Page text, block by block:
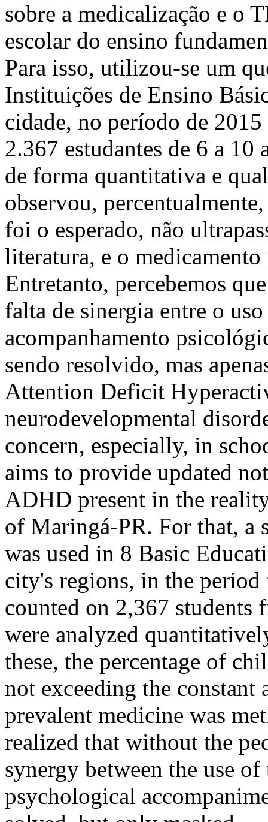
sobre a medicalização e o
escolar do ensino
Para isso, utilizou-se um
Instituições de Ensino
cidade, no período de
2.367 estudantes de 6 a 10
de forma quantitativa e
observou,
foi o esperado, não
literatura, e o
Entretanto, percebemos
falta de sinergia entre o
acompanhamento
sendo resolvido, mas
Attention Deficit
neurodevelopmental
concern, especially, in
aims to provide updated
ADHD present in the
of Maringá-PR. For that, a
was used in 8 Basic
city's regions, in the
counted on 2,367 students
were analyzed
these, the percentage of
not exceeding the constant
prevalent medicine was
realized that without the
synergy between the use
psychological